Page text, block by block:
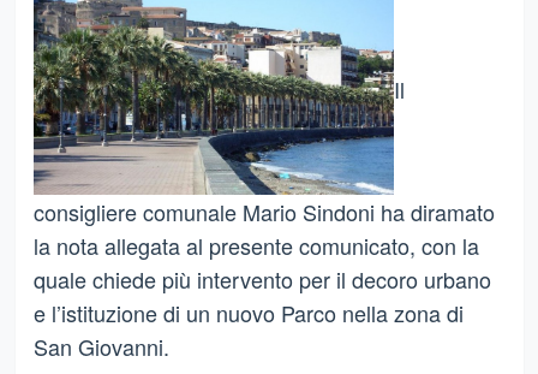
Il
consigliere comunale Mario Sindoni ha diramato
la nota allegata al presente comunicato, con la
quale chiede più intervento per il decoro urbano
e l’istituzione di un nuovo Parco nella zona di
San Giovanni.